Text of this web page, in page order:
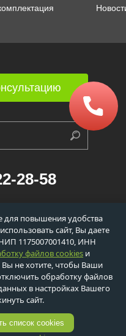
данных
файлов
2026
28-58
560м)
60.ru
для повышения удобства
сайт, Вы даете
1175007001410, ИНН
файлов cookies и
Вы не хотите, чтобы Ваши
обработку файлов
в настройках Вашего
сайт.
список cookies